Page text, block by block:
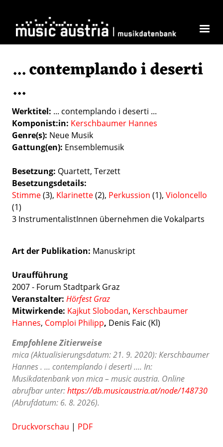
... contemplando i deserti
...
Werktitel ... contemplando i deserti ...
Komponist:in Kerschbaumer Hannes
Genre(s) Neue Musik
Gattung(en) Ensemblemusik
Besetzung Quartett Terzett
Besetzungsdetails
Stimme(3), Klarinette(2), Perkussion (1), Violoncello
(1)
3 InstrumentalistInnen übernehmen die Vokalparts
Art der Publikation Manuskript
Uraufführung
2007 - Forum Stadtpark Graz
Veranstalter: Hörfest Graz
Mitwirkende: Kajkut Slobodan, Kerschbaumer
Hannes, Comploi Philipp, Denis Faic (Kl)
Empfohlene Zitierweise
mica (Aktualisierungsdatum: 21. 9. 2020): Kerschbaumer
Hannes . ... contemplando i deserti .... In:
Musikdatenbank von mica – music austria. Online
abrufbar unter:https://db.musicaustria.at/node/148730
(Abrufdatum: 6. 8. 2026).
Druckvorschau | PDF